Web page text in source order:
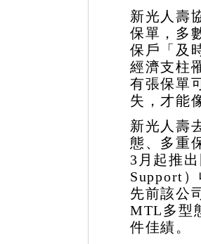
新光人壽
保單，多
保戶「及
經濟支柱
有張保單
失，才能
新光人壽
態、多重
3 月起推
Support
先前該公
MTL多型
件佳績。